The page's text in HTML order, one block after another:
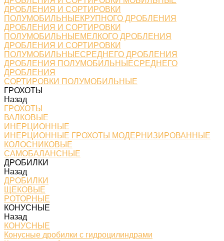
ДРОБЛЕНИЯ И СОРТИРОВКИ
ПОЛУМОБИЛЬНЫЕКРУПНОГО ДРОБЛЕНИЯ
ДРОБЛЕНИЯ И СОРТИРОВКИ
ПОЛУМОБИЛЬНЫЕМЕЛКОГО ДРОБЛЕНИЯ
ДРОБЛЕНИЯ И СОРТИРОВКИ
ПОЛУМОБИЛЬНЫЕСРЕДНЕГО ДРОБЛЕНИЯ
ДРОБЛЕНИЯ ПОЛУМОБИЛЬНЫЕСРЕДНЕГО
ДРОБЛЕНИЯ
СОРТИРОВКИ ПОЛУМОБИЛЬНЫЕ
ГРОХОТЫ
Назад
ГРОХОТЫ
ВАЛКОВЫЕ
ИНЕРЦИОННЫЕ
ИНЕРЦИОННЫЕ ГРОХОТЫ МОДЕРНИЗИРОВАННЫЕ
КОЛОСНИКОВЫЕ
САМОБАЛАНСНЫЕ
ДРОБИЛКИ
Назад
ДРОБИЛКИ
ЩЕКОВЫЕ
РОТОРНЫЕ
КОНУСНЫЕ
Назад
КОНУСНЫЕ
Конусные дробилки с гидроцилиндрами